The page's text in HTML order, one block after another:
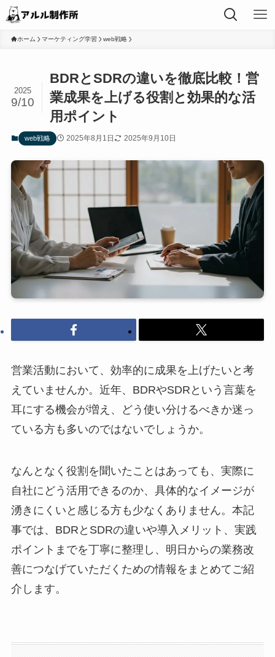
ホーム マーケティング学習 web戦略
BDRとSDRの違いを徹底比較！営
業成果を上げる役割と効果的な活
用ポイント
2025
9/10
web戦略 2025年8月1日 2025年9月10日
営業活動において、効率的に成果を上げたいと考
えていませんか。近年、BDRやSDRという言葉を
耳にする機会が増え、どう使い分けるべきか迷っ
ている方も多いのではないでしょうか。
なんとなく役割を聞いたことはあっても、実際に
自社にどう活用できるのか、具体的なイメージが
湧きにくいと感じる方も少なくありません。本記
事では、BDRとSDRの違いや導入メリット、実践
ポイントまでを丁寧に整理し、明日からの業務改
善につなげていただくための情報をまとめてご紹
介します。